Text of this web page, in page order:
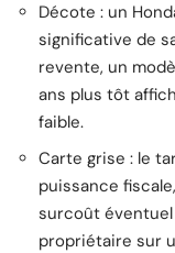
Décote : un
significative de
revente, un
ans plus tôt
faible.
Carte grise : le
puissance
surcoût
propriétaire sur